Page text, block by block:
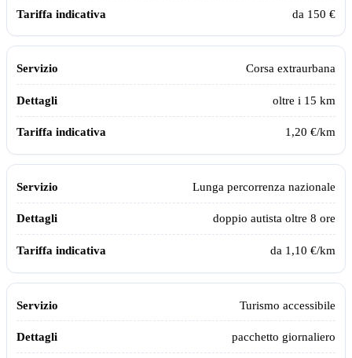
da 150 €
Corsa extraurbana
oltre i 15 km
1,20 €/km
Lunga percorrenza nazionale
doppio autista oltre 8 ore
da 1,10 €/km
Turismo accessibile
pacchetto giornaliero